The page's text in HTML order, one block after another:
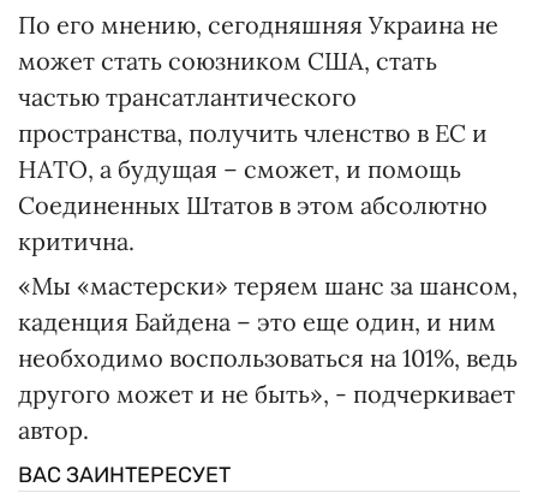
По его мнению, сегодняшняя Украина не
может стать союзником США, стать
частью трансатлантического
пространства, получить членство в ЕС и
НАТО, а будущая – сможет, и помощь
Соединенных Штатов в этом абсолютно
критична.
«Мы «мастерски» теряем шанс за шансом,
каденция Байдена – это еще один, и ним
необходимо воспользоваться на 101%, ведь
другого может и не быть», - подчеркивает
автор.
ВАС ЗАИНТЕРЕСУЕТ